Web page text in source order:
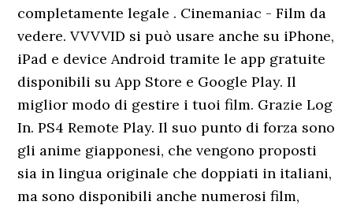
completamente legale . Cinemaniac - Film da
vedere. VVVVID si può usare anche su iPhone,
iPad e device Android tramite le app gratuite
disponibili su App Store e Google Play. Il
miglior modo di gestire i tuoi film. Grazie Log
In. PS4 Remote Play. Il suo punto di forza sono
gli anime giapponesi, che vengono proposti
sia in lingua originale che doppiati in italiani,
ma sono disponibili anche numerosi film,